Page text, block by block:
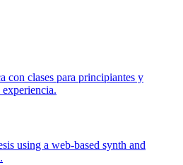
con clases para principiantes y
experiencia.
using a web-based synth and